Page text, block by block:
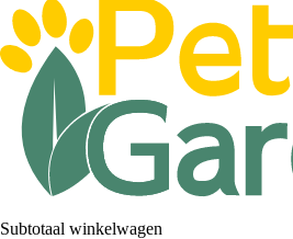
Subtotaal winkelwagen